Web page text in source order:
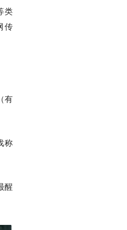
类
传
有
称
醒